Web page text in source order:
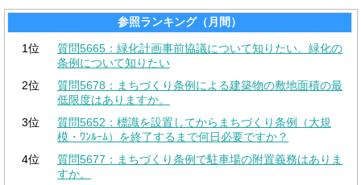
参照ランキング（月間）
1位
質問5665：緑化計画事前協議について知りたい。緑化の
条例について知りたい
2位
質問5678：まちづくり条例による建築物の敷地面積の最
低限度はありますか。
3位
質問5652：標識を設置してからまちづくり条例（大規
模・ﾜﾝﾙｰﾑ）を終了するまで何日必要ですか？
4位
質問5677：まちづくり条例で駐車場の附置義務はありま
すか。